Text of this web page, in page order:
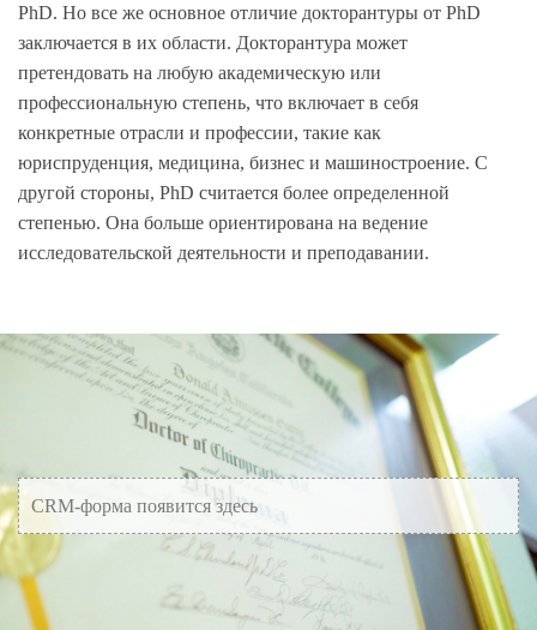
PhD. Но все же основное отличие докторантуры от PhD
заключается в их области. Докторантура может
претендовать на любую академическую или
профессиональную степень, что включает в себя
конкретные отрасли и профессии, такие как
юриспруденция, медицина, бизнес и машиностроение. С
другой стороны, PhD считается более определенной
степенью. Она больше ориентирована на ведение
исследовательской деятельности и преподавании.
CRM-форма появится здесь